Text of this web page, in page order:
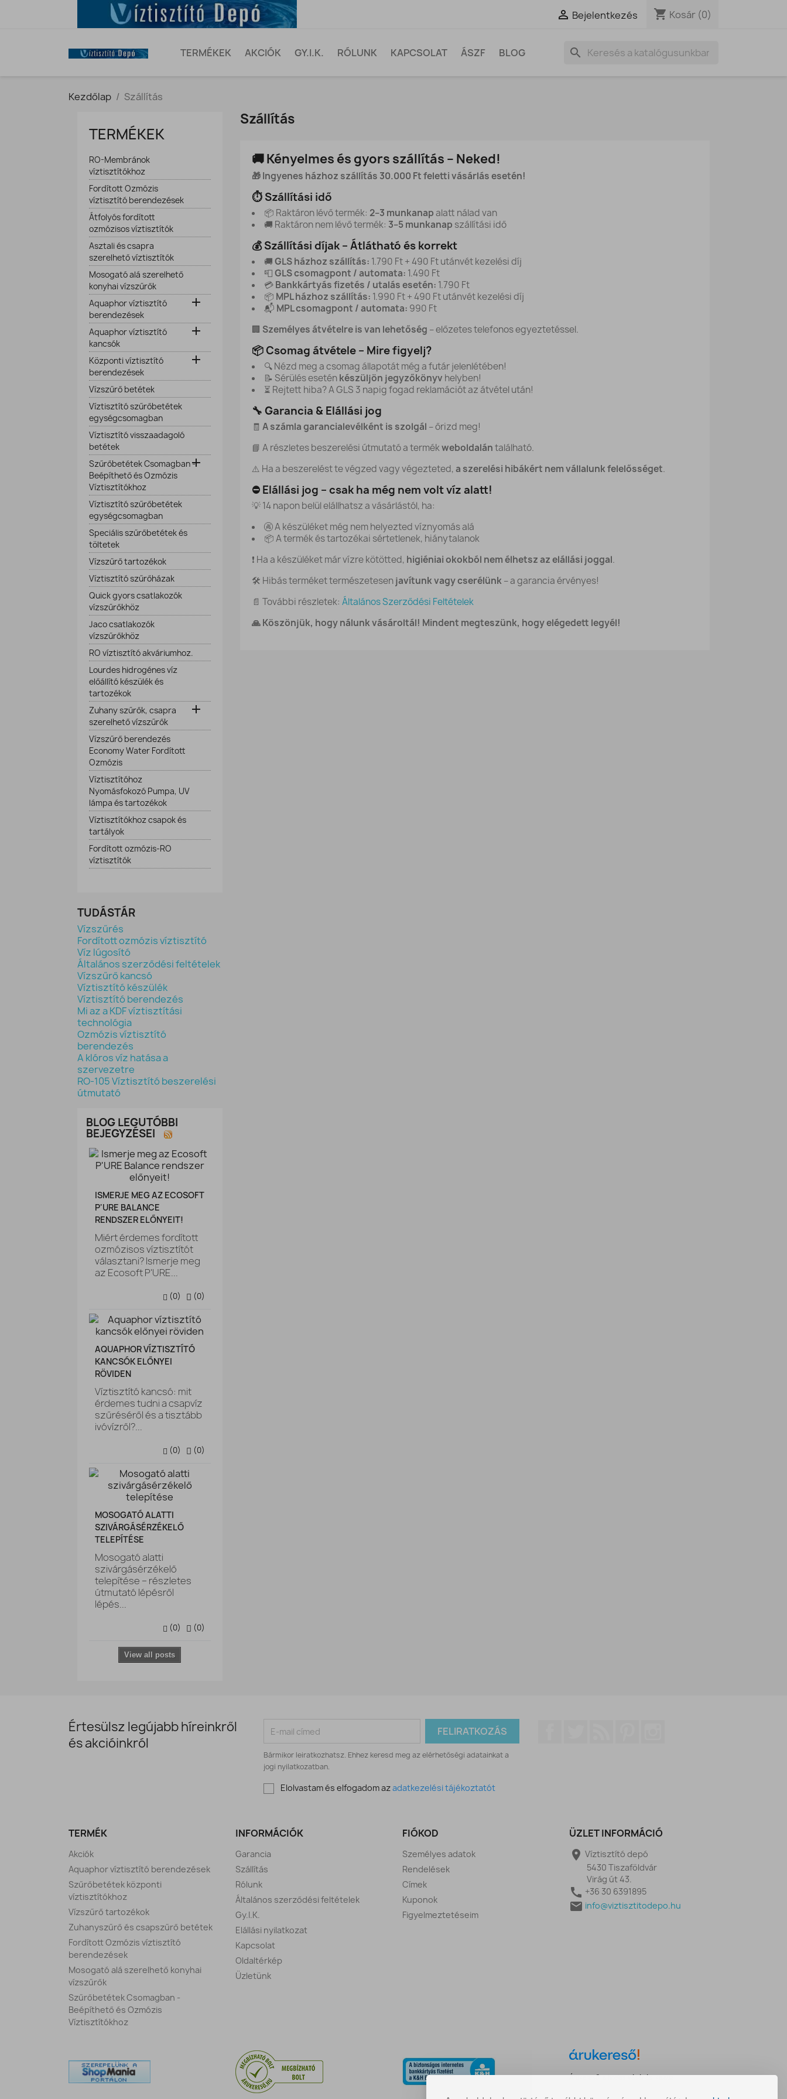
 Bejelentkezés shopping_cart Kosár (0)
TERMÉKEK AKCIÓK GY.I.K. RÓLUNK KAPCSOLAT ÁSZF BLOG search
Kezdőlap Szállítás
TERMÉKEK
RO-Membránok
víztisztítókhoz
Fordított Ozmózis
víztisztító berendezések
Átfolyós fordított
ozmózisos víztisztítók
Asztali és csapra
szerelhető víztisztítók
Mosogató alá szerelhető
konyhai vízszűrők
Aquaphor víztisztító
berendezések

Aquaphor víztisztító
kancsók

Központi víztisztító
berendezések

Vízszűrő betétek
Víztisztító szűrőbetétek
egységcsomagban
Víztisztító visszaadagoló
betétek
Szűrőbetétek Csomagban -
Beépíthető és Ozmózis
Víztisztítókhoz

Víztisztító szűrőbetétek
egységcsomagban
Speciális szűrőbetétek és
töltetek
Vízszűrő tartozékok
Víztisztító szűrőházak
Quick gyors csatlakozók
vízszűrőkhöz
Jaco csatlakozók
vízszűrőkhöz
RO víztisztító akváriumhoz.
Lourdes hidrogénes víz
előállító készülék és
tartozékok
Zuhany szűrők, csapra
szerelhető vízszűrők

Vízszűrő berendezés
Economy Water Fordított
Ozmózis
Víztisztítóhoz
Nyomásfokozó Pumpa, UV
lámpa és tartozékok
Víztisztítókhoz csapok és
tartályok
Fordított ozmózis-RO
víztisztítók
TUDÁSTÁR
Vízszűrés
Fordított ozmózis víztisztító
Víz lúgosító
Általános szerződési feltételek
Vízszűrő kancsó
Víztisztító készülék
Víztisztító berendezés
Mi az a KDF víztisztítási
technológia
Ozmózis víztisztító
berendezés
A klóros víz hatása a
szervezetre
RO-105 Víztisztító beszerelési
útmutató
BLOG LEGUTÓBBI
BEJEGYZÉSEI
ISMERJE MEG AZ ECOSOFT
P'URE BALANCE
RENDSZER ELŐNYEIT!
Miért érdemes fordított
ozmózisos víztisztítót
választani? Ismerje meg
az Ecosoft P'URE...
(0) (0)
AQUAPHOR VÍZTISZTÍTÓ
KANCSÓK ELŐNYEI
RÖVIDEN
Víztisztító kancsó: mit
érdemes tudni a csapvíz
szűréséről és a tisztább
ivóvízről?...
(0) (0)
MOSOGATÓ ALATTI
SZIVÁRGÁSÉRZÉKELŐ
TELEPÍTÉSE
Mosogató alatti
szivárgásérzékelő
telepítése – részletes
útmutató lépésről
lépés...
(0) (0)
View all posts
Szállítás
🚚 Kényelmes és gyors szállítás – Neked!
🎁 Ingyenes házhoz szállítás 30.000 Ft feletti vásárlás esetén!
⏱️ Szállítási idő
📦 Raktáron lévő termék: 2–3 munkanapalatt nálad van
🚚 Raktáron nem lévő termék: 3–5 munkanap szállítási idő
💰 Szállítási díjak – Átlátható és korrekt
🚚GLS házhoz szállítás: 1.790 Ft + 490 Ft utánvét kezelési díj
📮GLS csomagpont / automata: 1.490 Ft
💳Bankkártyás fizetés / utalás esetén: 1.790 Ft
📦 MPL házhoz szállítás: 1.990 Ft + 490 Ft utánvét kezelési díj
📬 MPL csomagpont / automata: 990 Ft
🏢 Személyes átvételre is van lehetőség – előzetes telefonos egyeztetéssel.
📦 Csomag átvétele – Mire figyelj?
🔍 Nézd meg a csomag állapotát még a futár jelenlétében!
📝 Sérülés eseténkészüljön jegyzőkönyv helyben!
⏳ Rejtett hiba? A GLS 3 napig fogad reklamációt az átvétel után!
🔧 Garancia & Elállási jog
🧾 A számla garancialevélként is szolgál – őrizd meg!
📘 A részletes beszerelési útmutató a termékweboldalántalálható.
⚠️ Ha a beszerelést te végzed vagy végezteted,a szerelési hibákért nem vállalunk felelősséget.
⛔ Elállási jog – csak ha még nem volt víz alatt!
💡 14 napon belül elállhatsz a vásárlástól, ha:
🚱 A készüléket még nem helyezted víznyomás alá
📦 A termék és tartozékai sértetlenek, hiánytalanok
❗ Ha a készüléket már vízre kötötted, higiéniai okokból nem élhetsz az elállási joggal.
🛠️ Hibás terméket természetesenjavítunk vagy cserélünk– a garancia érvényes!
📄 További részletek: Általános Szerződési Feltételek
🙏 Köszönjük, hogy nálunk vásároltál! Mindent megteszünk, hogy elégedett legyél!
Értesülsz legújabb híreinkről
és akcióinkról
Bármikor leiratkozhatsz. Ehhez keresd meg az elérhetőségi adatainkat a
jogi nyilatkozatban.
Elolvastam és elfogadom azadatkezelési tájékoztatót
TERMÉK
Akciók
Aquaphor víztisztító berendezések
Szűrőbetétek központi
víztisztítókhoz
Vízszűrő tartozékok
Zuhanyszűrő és csapszűrő betétek
Fordított Ozmózis víztisztító
berendezések
Mosogató alá szerelhető konyhai
vízszűrők
Szűrőbetétek Csomagban -
Beépíthető és Ozmózis
Víztisztítókhoz
INFORMÁCIÓK
Garancia
Szállítás
Rólunk
Általános szerződési feltételek
Gy.I.K.
Elállási nyilatkozat
Kapcsolat
Oldaltérkép
Üzletünk
FIÓKOD
Személyes adatok
Rendelések
Címek
Kuponok
Figyelmeztetéseim
ÜZLET INFORMÁCIÓ
 Víztisztító depó
5430 Tiszaföldvár
Virág út 43.
 +36 30 6391895
 info@viztisztitodepo.hu
Árukereső, a hiteles vásárlási kalauz